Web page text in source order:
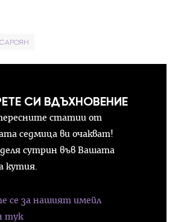
СИ ВДЪХНОВЕНИЕ
статии от
седмица ви очакват!
сутрин във Вашата
кутия.
се за нашият имейл
тук